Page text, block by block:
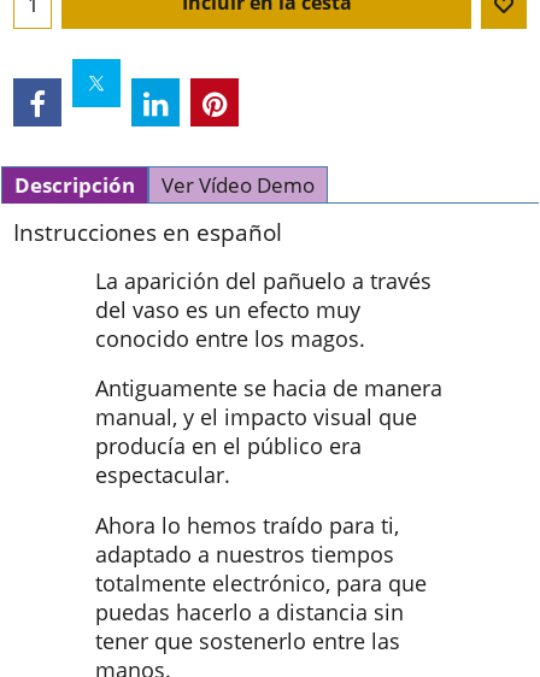
Descripción Ver Vídeo Demo
Instrucciones en español
La aparición del pañuelo a través
del vaso es un efecto muy
conocido entre los magos.
Antiguamente se hacia de manera
manual, y el impacto visual que
producía en el público era
espectacular.
Ahora lo hemos traído para ti,
adaptado a nuestros tiempos
totalmente electrónico, para que
puedas hacerlo a distancia sin
tener que sostenerlo entre las
manos.